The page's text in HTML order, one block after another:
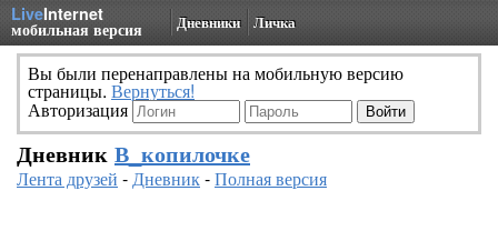
LiveInternet
мобильная версия Дневники Личка
Вы были перенаправлены на мобильную версию
страницы. Вернуться!
Авторизация
Дневник В_копилочке
Лента друзей -Дневник-Полная версия